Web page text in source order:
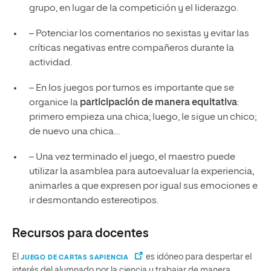
grupo, en lugar de la competición y el liderazgo.
– Potenciar los comentarios no sexistas y evitar las
críticas negativas entre compañeros durante la
actividad.
– En los juegos por turnos es importante que se
organice la participación de manera equitativa:
primero empieza una chica; luego, le sigue un chico;
de nuevo una chica…
– Una vez terminado el juego, el maestro puede
utilizar la asamblea para autoevaluar la experiencia,
animarles a que expresen por igual sus emociones e
ir desmontando estereotipos.
Recursos para docentes
El JUEGO DE CARTAS SAPIENCIA
es idóneo para despertar el